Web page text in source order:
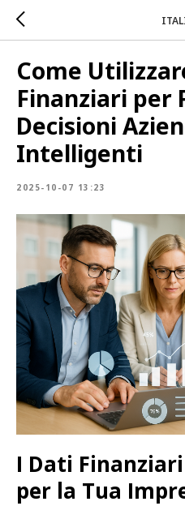
Come
Finanziari per
Decisioni
Intelligenti
2025-10-07 13:23
I Dati
per la Tua